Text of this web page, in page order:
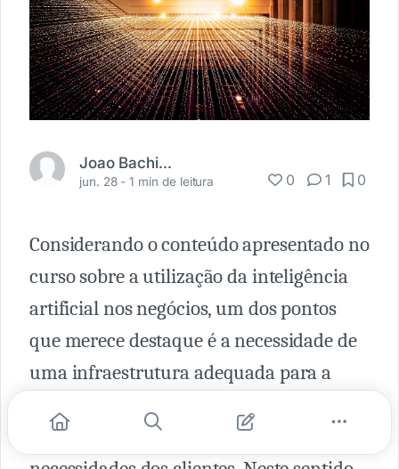
Joao Bachiega Junior
jun. 28 -1 min de leitura 0 1 0
Considerando o conteúdo apresentado no
curso sobre a utilização da inteligência
artificial nos negócios, um dos pontos
que merece destaque é a necessidade de
uma infraestrutura adequada para a
responder em tempo adequado às